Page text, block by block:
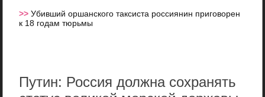
>>Убивший оршанского таксиста россиянин приговорен
к 18 годам тюрьмы
Путин: Россия должна сохранять